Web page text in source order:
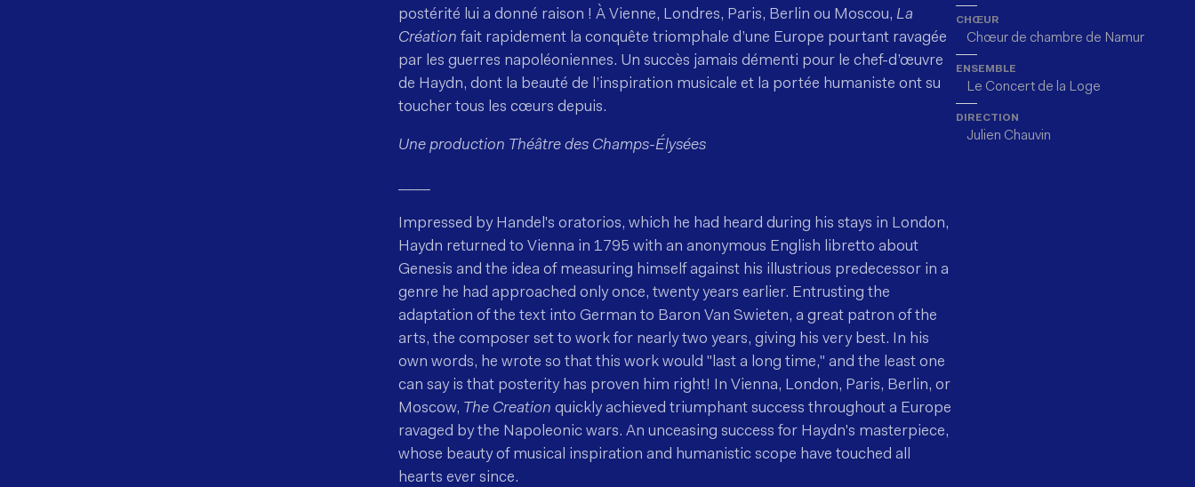
postérité lui a donné raison ! À Vienne, Londres, Paris, Berlin ou Moscou, La
Création fait rapidement la conquête triomphale d’une Europe pourtant ravagée
par les guerres napoléoniennes. Un succès jamais démenti pour le chef-d’œuvre
de Haydn, dont la beauté de l’inspiration musicale et la portée humaniste ont su
toucher tous les cœurs depuis.
Une production Théâtre des Champs-Élysées
Impressed by Handel's oratorios, which he had heard during his stays in London,
Haydn returned to Vienna in 1795 with an anonymous English libretto about
Genesis and the idea of measuring himself against his illustrious predecessor in a
genre he had approached only once, twenty years earlier. Entrusting the
adaptation of the text into German to Baron Van Swieten, a great patron of the
arts, the composer set to work for nearly two years, giving his very best. In his
own words, he wrote so that this work would "last a long time," and the least one
can say is that posterity has proven him right! In Vienna, London, Paris, Berlin, or
Moscow, The Creation quickly achieved triumphant success throughout a Europe
ravaged by the Napoleonic wars. An unceasing success for Haydn's masterpiece,
whose beauty of musical inspiration and humanistic scope have touched all
hearts ever since.
CHŒUR
Chœur de chambre de Namur
ENSEMBLE
Le Concert de la Loge
DIRECTION
Julien Chauvin